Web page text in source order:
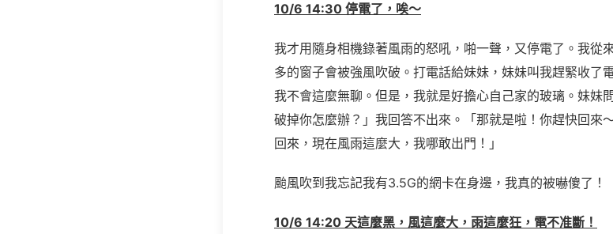
10/6 14:30 停電了，唉～
我才用隨身相機錄著風雨的怒吼，啪一聲，又停電了。我從
多的窗子會被強風吹破。打電話給妹妹，妹妹叫我趕緊收了
我不會這麼無聊。但是，我就是好擔心自己家的玻璃。妹妹
破掉你怎麼辦？」我回答不出來。「那就是啦！你趕快回來
回來，現在風雨這麼大，我哪敢出門！」
颱風吹到我忘記我有3.5G的網卡在身邊，我真的被嚇傻了！
10/6 14:20 天這麼黑，風這麼大，雨這麼狂，電不准斷！